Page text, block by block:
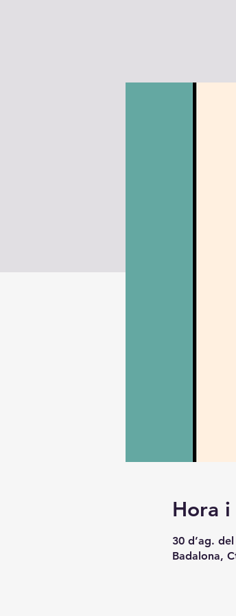
Hora i
30 d’ag.
Badalona,